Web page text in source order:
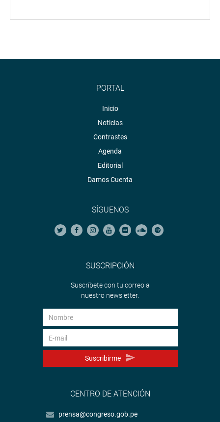
PORTAL
Inicio
Noticias
Contrastes
Agenda
Editorial
Damos Cuenta
SÍGUENOS
SUSCRIPCIÓN
Suscríbete con tu correo a
nuestro newsletter.
Suscribirme
CENTRO DE ATENCIÓN
prensa@congreso.gob.pe